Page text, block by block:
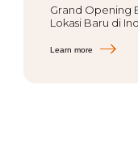
Grand Opening
Lokasi Baru di
Learn more